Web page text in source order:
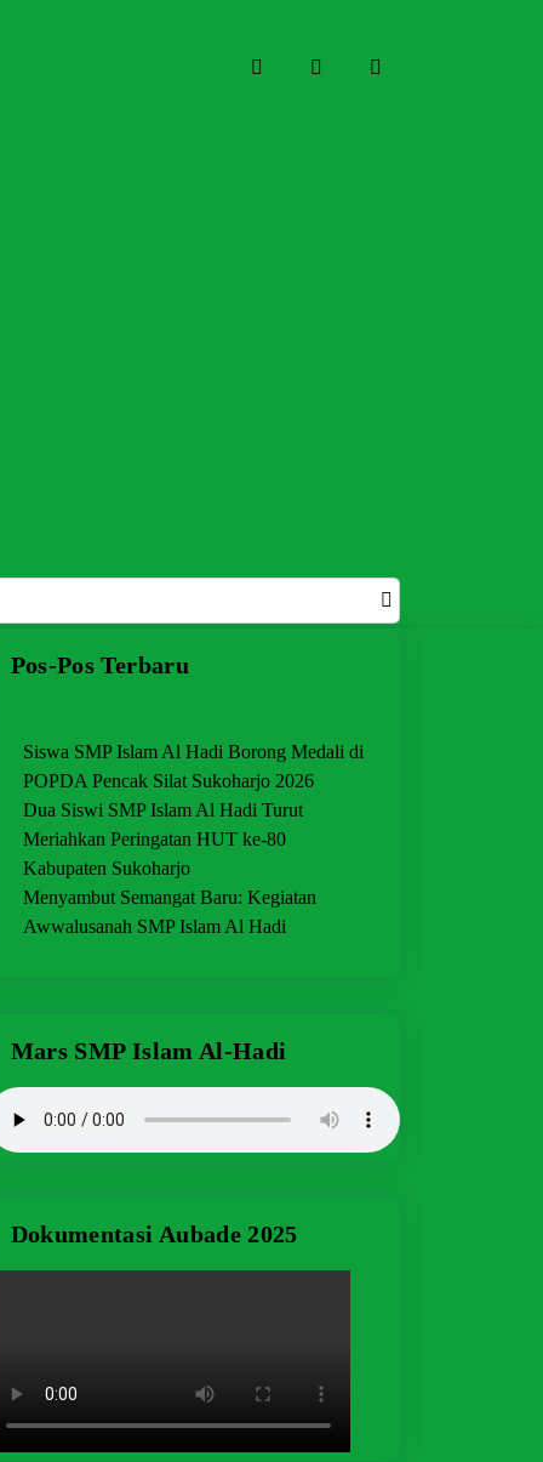
Pos-Pos Terbaru
Siswa SMP Islam Al Hadi Borong Medali di
POPDA Pencak Silat Sukoharjo 2026
Dua Siswi SMP Islam Al Hadi Turut
Meriahkan Peringatan HUT ke-80
Kabupaten Sukoharjo
Menyambut Semangat Baru: Kegiatan
Awwalusanah SMP Islam Al Hadi
Mars SMP Islam Al-Hadi
Dokumentasi Aubade 2025